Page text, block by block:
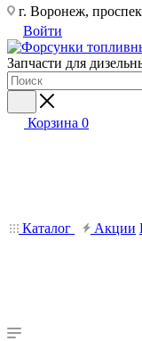
г. Воронеж,
Войти
Запчасти для
Корзина 0
Каталог Акции